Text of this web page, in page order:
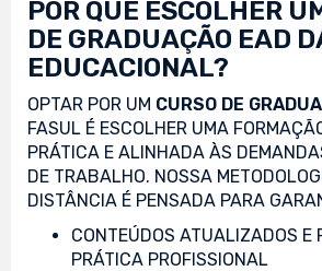
POR QUE ESCOLHER
DE GRADUAÇÃO EAD
EDUCACIONAL?
OPTAR POR UM CURSO DE
FASUL É ESCOLHER UMA
PRÁTICA E ALINHADA ÀS
DE TRABALHO. NOSSA
DISTÂNCIA É PENSADA PARA
CONTEÚDOS ATUALIZADOS E
PRÁTICA PROFISSIONAL